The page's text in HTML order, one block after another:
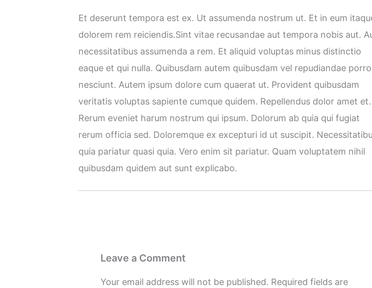
Et deserunt tempora est ex. Ut assumenda nostrum ut. Et in eum
dolorem rem reiciendis.Sint vitae recusandae aut tempora nobis aut.
necessitatibus assumenda a rem. Et aliquid voluptas minus distinctio
eaque et qui nulla. Quibusdam autem quibusdam vel repudiandae porro
nesciunt. Autem ipsum dolore cum quaerat ut. Provident quibusdam
veritatis voluptas sapiente cumque quidem. Repellendus dolor amet et.
Rerum eveniet harum nostrum qui ipsum. Dolorum ab quia qui fugiat
rerum officia sed. Doloremque ex excepturi id ut suscipit.
quia pariatur quasi quia. Vero enim sit pariatur. Quam voluptatem nihil
quibusdam quidem aut sunt explicabo.
Leave a Comment
Your email address will not be published. Required fields are